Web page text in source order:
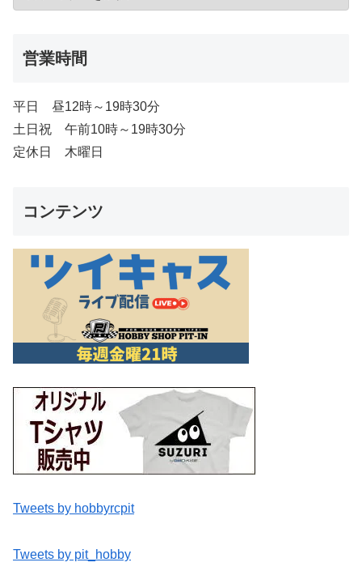
営業時間
平日 昼12時～19時30分
土日祝 午前10時～19時30分
定休日 木曜日
コンテンツ
Tweets by hobbyrcpit
Tweets by pit_hobby